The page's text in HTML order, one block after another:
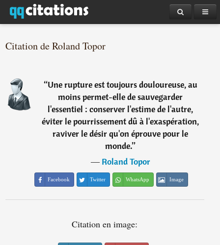
Citation de Roland Topor
“Une rupture est toujours douloureuse, au
moins permet-elle de sauvegarder
l'essentiel : conserver l'estime de l'autre,
éviter le pourrissement dû à l'exaspération,
raviver le désir qu'on éprouve pour le
monde.”
―Roland Topor
Facebook Twitter WhatsApp Image
Citation en image: